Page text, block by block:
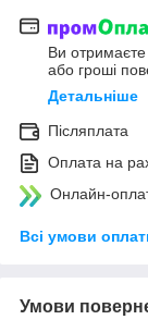
Ви
або гроші
Детальніше
Післяплата
Оплата на
Онлайн-
Всі умови
Умови